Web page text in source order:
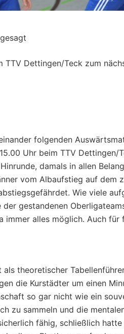
TTV Dettingen/Teck zum
folgenden
Uhr beim TTV
damals in allen
vom Albaufstieg auf dem
Wie viele
gestandenen
immer alles möglich. Auch
als theoretischer
die Kurstädter um einen
so gar nicht wie ein
zu sammeln und die
fähig, schließlich